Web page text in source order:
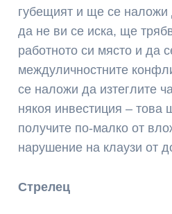
губещият и ще се наложи
да не ви се иска, ще
работното си място и да
междуличностните
се наложи да изтеглите
някоя инвестиция – това
получите по-малко от
нарушение на клаузи от
Стрелец